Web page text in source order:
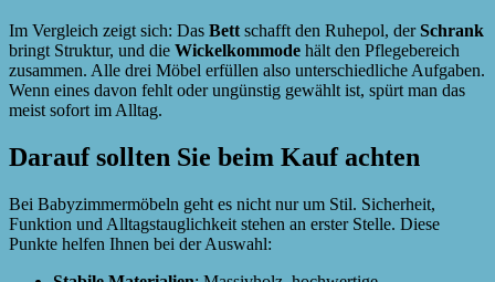
Im Vergleich zeigt sich: Das Bett schafft den Ruhepol, derSchrank
bringt Struktur, und die Wickelkommode hält den Pflegebereich
zusammen. Alle drei Möbel erfüllen also unterschiedliche Aufgaben.
Wenn eines davon fehlt oder ungünstig gewählt ist, spürt man das
meist sofort im Alltag.
Darauf sollten Sie beim Kauf achten
Bei Babyzimmermöbeln geht es nicht nur um Stil. Sicherheit,
Funktion und Alltagstauglichkeit stehen an erster Stelle. Diese
Punkte helfen Ihnen bei der Auswahl: